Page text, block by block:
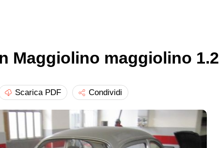
Maggiolino maggiolino 1.2
Scarica PDF Condividi